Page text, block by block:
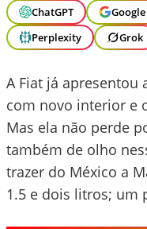
ChatGPT
Perplexity
Grok
A Fiat já apresentou
com novo interior e
Mas ela não perde
também de olho
trazer do México a
1.5 e dois litros; um